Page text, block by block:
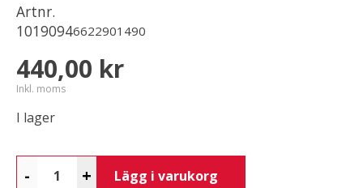
Artnr.
10190946622901490
440,00 kr
Inkl. moms
I lager
- + Lägg i varukorg